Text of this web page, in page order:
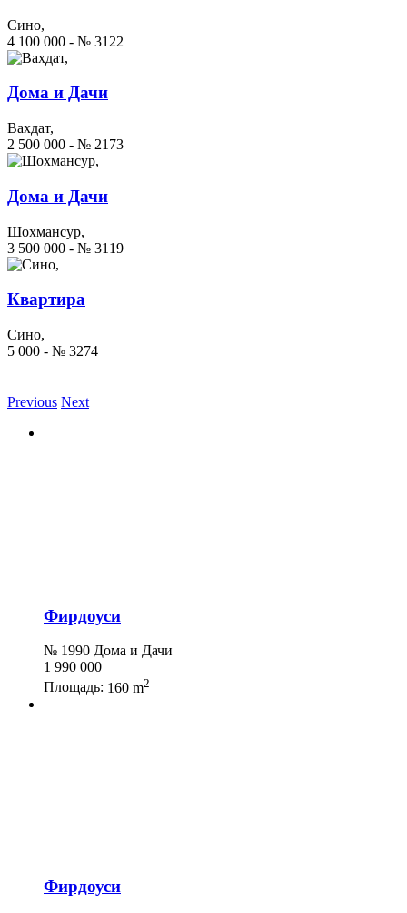
Сино,
4 100 000 - № 3122
Дома и Дачи
Вахдат,
2 500 000 - № 2173
Дома и Дачи
Шохмансур,
3 500 000 - № 3119
Квартира
Сино,
5 000 - № 3274
Previous Next
Фирдоуси
№ 1990 Дома и Дачи
1 990 000
Площадь: 160 m2
Фирдоуси